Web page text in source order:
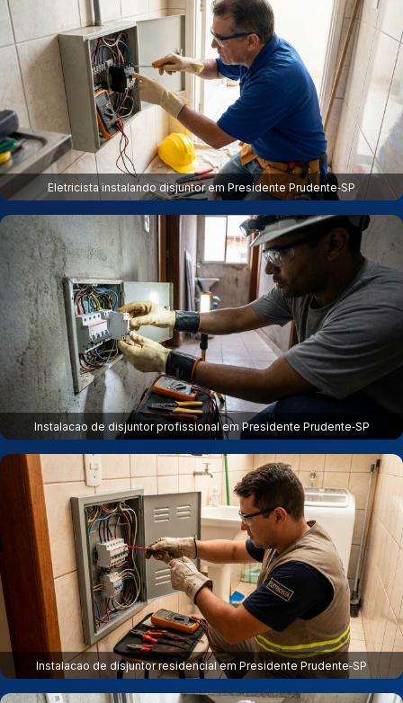
Eletricista instalando disjuntor em Presidente Prudente‑SP
Instalacao de disjuntor profissional em Presidente Prudente‑SP
Instalacao de disjuntor residencial em Presidente Prudente‑SP